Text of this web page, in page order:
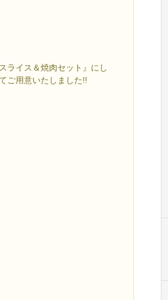
ライス＆焼肉セット』にし
ご用意いたしました!!